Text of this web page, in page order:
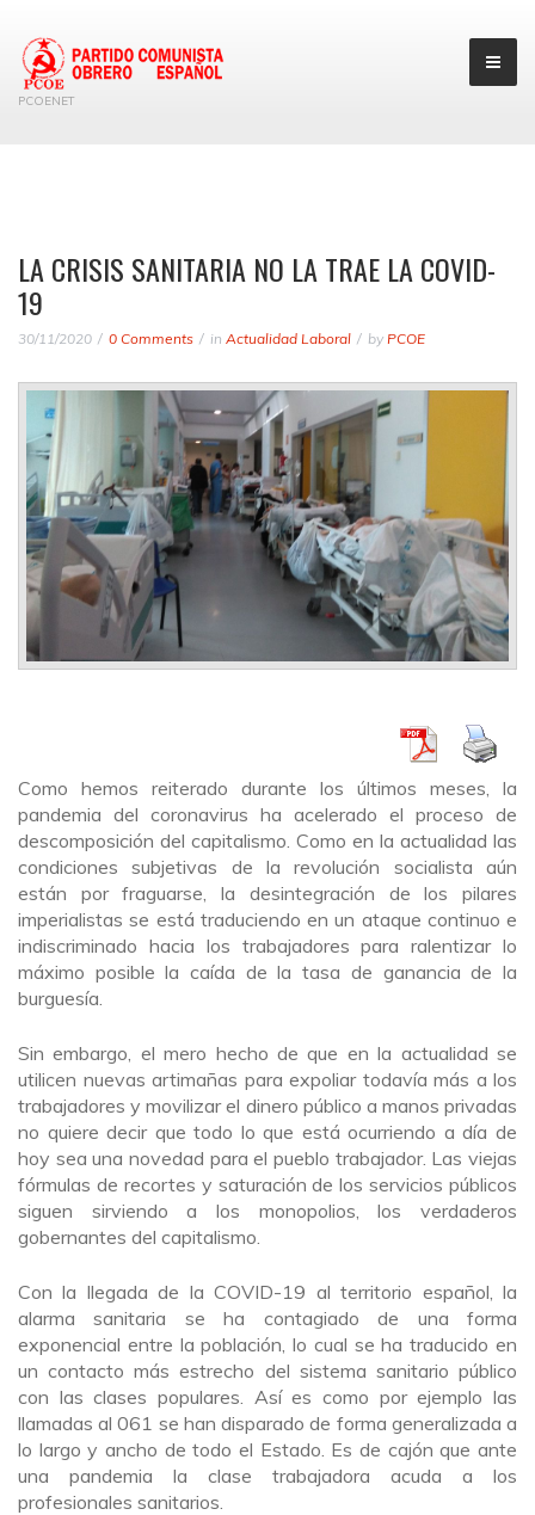
PCOENET
LA CRISIS SANITARIA NO LA TRAE LA COVID-
19
30/11/2020 0 Comments in Actualidad Laboral by PCOE
Como hemos reiterado durante los últimos meses, la
pandemia del coronavirus ha acelerado el proceso de
descomposición del capitalismo. Como en la actualidad las
condiciones subjetivas de la revolución socialista aún
están por fraguarse, la desintegración de los pilares
imperialistas se está traduciendo en un ataque continuo e
indiscriminado hacia los trabajadores para ralentizar lo
máximo posible la caída de la tasa de ganancia de la
burguesía.
Sin embargo, el mero hecho de que en la actualidad se
utilicen nuevas artimañas para expoliar todavía más a los
trabajadores y movilizar el dinero público a manos privadas
no quiere decir que todo lo que está ocurriendo a día de
hoy sea una novedad para el pueblo trabajador. Las viejas
fórmulas de recortes y saturación de los servicios públicos
siguen sirviendo a los monopolios, los verdaderos
gobernantes del capitalismo.
Con la llegada de la COVID-19 al territorio español, la
alarma sanitaria se ha contagiado de una forma
exponencial entre la población, lo cual se ha traducido en
un contacto más estrecho del sistema sanitario público
con las clases populares. Así es como por ejemplo las
llamadas al 061 se han disparado de forma generalizada a
lo largo y ancho de todo el Estado. Es de cajón que ante
una pandemia la clase trabajadora acuda a los
profesionales sanitarios.